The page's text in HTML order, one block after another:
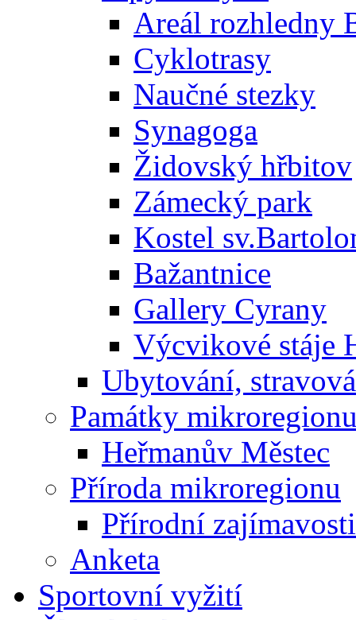
Areál rozhledny
Cyklotrasy
Naučné stezky
Synagoga
Židovský hřbitov
Zámecký park
Kostel
Bažantnice
Gallery Cyrany
Výcvikové stáje
Ubytování,
Památky
Heřmanův Městec
Příroda mikroregionu
Přírodní zajímavosti
Anketa
Sportovní vyžití